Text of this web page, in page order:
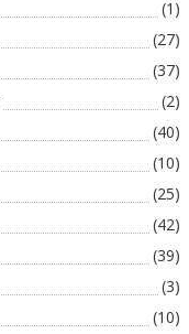
(1)
(27)
(37)
(2)
(40)
(10)
(25)
(42)
(39)
(3)
(10)